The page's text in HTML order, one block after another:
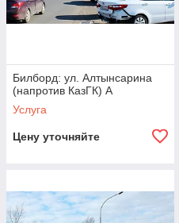
Билборд: ул. Алтынсарина
(напротив КазГК) А
Услуга
Цену уточняйте